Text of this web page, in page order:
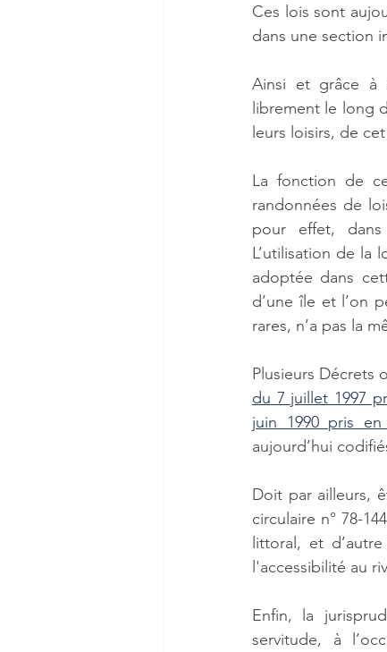
Ces lois sont
dans une section
Ainsi et grâce à
librement le long
leurs loisirs, de
La fonction de
randonnées de
pour effet, dans
L’utilisation de la
adoptée dans
d’une île et l’on
rares, n’a pas la
Plusieurs Décrets
du 7 juillet 1997
juin 1990 pris
aujourd’hui
Doit par ailleurs,
circulaire n° 78-
littoral, et
l'accessibilité au
Enfin, la
servitude, à